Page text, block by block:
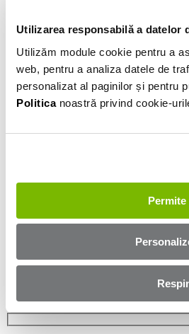
Utilizarea responsabilă a datelor
Utilizăm module cookie pentru a
web, pentru a analiza datele de
personalizat al paginilor și pentru
Politicanoastră privind cookie-
Permite
Informatiile
0762190099
Trimite e-mail
Aplică online și
aprobare rapidă!
Ești mai aproape de mașina